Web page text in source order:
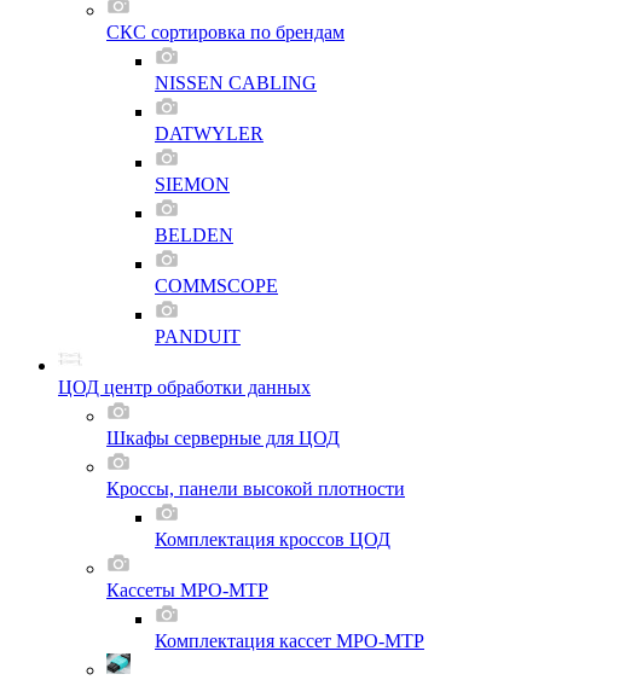
СКС сортировка по брендам
NISSEN CABLING
DATWYLER
SIEMON
BELDEN
COMMSCOPE
PANDUIT
ЦОД центр обработки данных
Шкафы серверные для ЦОД
Кроссы, панели высокой плотности
Комплектация кроссов ЦОД
Кассеты MPO-MTP
Комплектация кассет MPO-MTP